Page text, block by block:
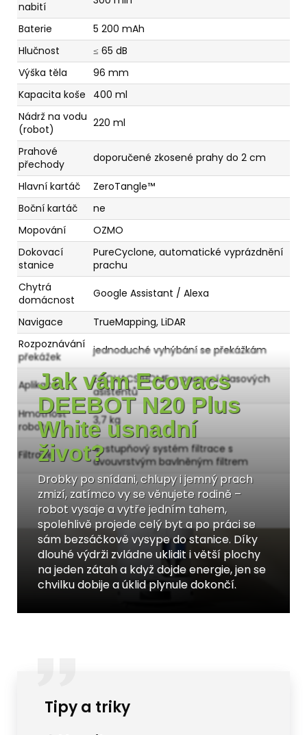
nabití
Baterie
5 200 mAh
Hlučnost
≤ 65 dB
Výška těla
96 mm
Kapacita koše
400 ml
Nádrž na vodu
(robot)
220 ml
Prahové
přechody
doporučené zkosené prahy do 2 cm
Hlavní kartáč
ZeroTangle™
Boční kartáč
ne
Mopování
OZMO
Dokovací
stanice
PureCyclone, automatické vyprázdnění
prachu
Chytrá
domácnost
Google Assistant / Alexa
Navigace
TrueMapping, LiDAR
Rozpoznávání
překážek
jednoduché vyhýbání se překážkám
Aplikace
ECOVACS HOME a pomocí hlasových
asistentů
Hmotnost
robota
3,7 kg
Filtrace
4-stupňový systém filtrace s
dvouvrstvým bavlněným filtrem
Jak vám Ecovacs
DEEBOT N20 Plus
White usnadní
život?
Drobky po snídani, chlupy i jemný prach
zmizí, zatímco vy se věnujete rodině –
robot vysaje a vytře jedním tahem,
spolehlivě projede celý byt a po práci se
sám bezsáčkově vysype do stanice. Díky
dlouhé výdrži zvládne uklidit i větší plochy
na jeden zátah a když dojde energie, jen se
chvilku dobije a úklid plynule dokončí.
Tipy a triky